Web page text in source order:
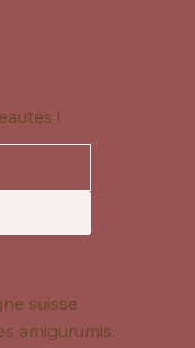
!
suisse
amigurumis.